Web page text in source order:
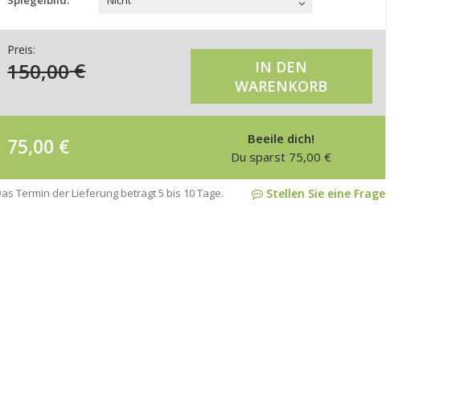
Preis:
150,00€
IN DEN
WARENKORB
75,00 €
Beeile dich!
Du sparst 75,00 €
Termin der Lieferung beträgt 5 bis 10 Tage. Stellen Sie eine Frage